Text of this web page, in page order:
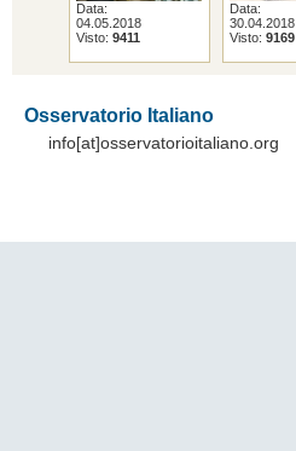
Data:
04.05.2018
Visto: 9411
Data:
30.04.2018
Visto: 9169
Osservatorio Italiano
info[at]osservatorioitaliano.org